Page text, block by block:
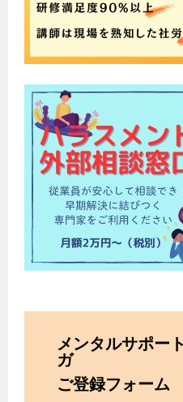
メンタルサポー
ガ
ご登録フォーム